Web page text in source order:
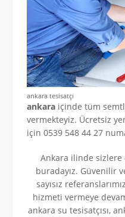
ankara tesisatçı
ankara içinde tüm
vermekteyiz. Ücretsiz
için 0539 548 44 27
Ankara ilinde
buradayız. Güvenilir
sayısız
hizmeti vermeye
ankara su tesisatçısı,